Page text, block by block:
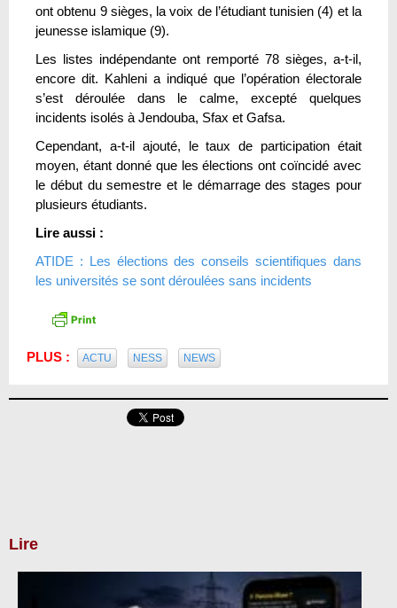
ont obtenu 9 sièges, la voix de l’étudiant tunisien (4) et la
jeunesse islamique (9).
Les listes indépendante ont remporté 78 sièges, a-t-il,
encore dit. Kahleni a indiqué que l’opération électorale
s’est déroulée dans le calme, excepté quelques
incidents isolés à Jendouba, Sfax et Gafsa.
Cependant, a-t-il ajouté, le taux de participation était
moyen, étant donné que les élections ont coïncidé avec
le début du semestre et le démarrage des stages pour
plusieurs étudiants.
Lire aussi :
ATIDE : Les élections des conseils scientifiques dans
les universités se sont déroulées sans incidents
PLUS : ACTU NESS NEWS
Lire